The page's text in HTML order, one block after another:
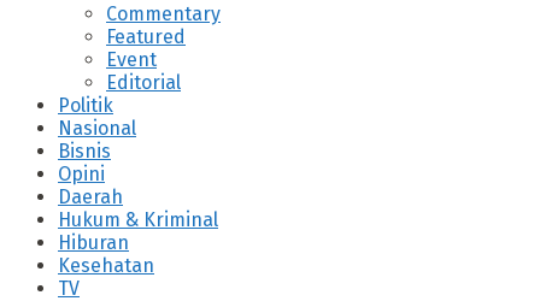
Commentary
Featured
Event
Editorial
Politik
Nasional
Bisnis
Opini
Daerah
Hukum & Kriminal
Hiburan
Kesehatan
TV